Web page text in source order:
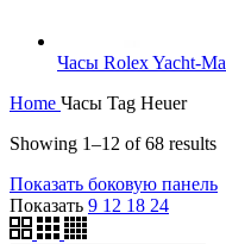
Часы Rolex Yacht-
Home Часы Tag Heuer
Showing 1–12 of 68 results
Показать боковую панель
Показать 9 12 18 24